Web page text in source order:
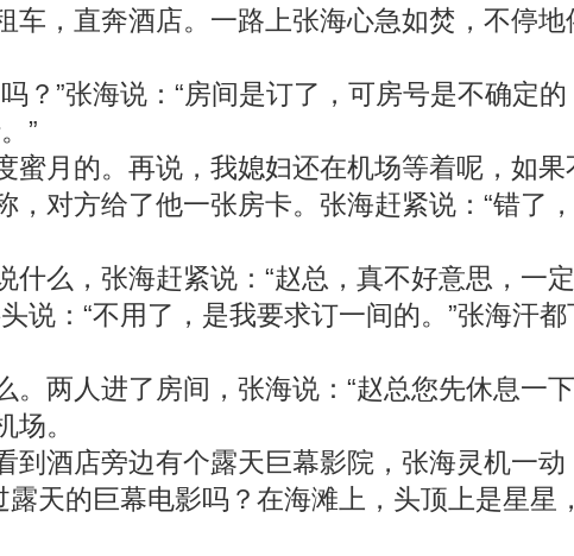
，直奔酒店。一路上张海心急如焚，不停地
”张海说：“房间是订了，可房号是不确定的
”
月的。再说，我媳妇还在机场等着呢，如果
方给了他一张房卡。张海赶紧说：“错了
么，张海赶紧说：“赵总，真不好意思，一
说：“不用了，是我要求订一间的。”张海汗
人进了房间，张海说：“赵总您先休息一
。
酒店旁边有个露天巨幕影院，张海灵机一动
天的巨幕电影吗？在海滩上，头顶上是星